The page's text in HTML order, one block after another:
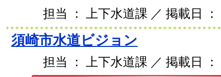
担当 ： 上下水道課 ／ 掲載日 ：
須崎市水道ビジョン
担当 ： 上下水道課 ／ 掲載日 ：